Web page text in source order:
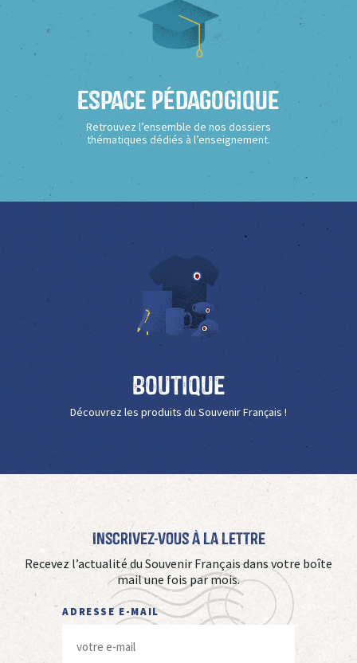
Espace Pédagogique
Retrouvez l’ensemble de nos dossiers
thématiques dédiés à l’enseignement.
Boutique
Découvrez les produits du Souvenir Français !
Inscrivez-vous à La Lettre
Recevez l’actualité du Souvenir Français dans votre boîte
mail une fois par mois.
ADRESSE E-MAIL